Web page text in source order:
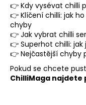
👉 Kdy vysévat chilli
👉 Klíčení chilli: jak
chyby
👉 Jak vybrat chilli
👉 Superhot chilli:
👉 Nejčastější chyby
Pokud se chcete
ChilliMaga najdete